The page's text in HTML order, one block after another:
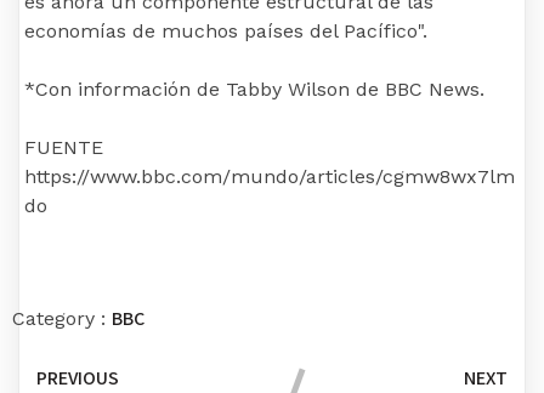
economías de muchos países del Pacífico".
*Con información de Tabby Wilson de BBC News.
FUENTE
https://www.bbc.com/mundo/articles/cgmw8wx7lm
do
Category : BBC
PREVIOUS
NEXT